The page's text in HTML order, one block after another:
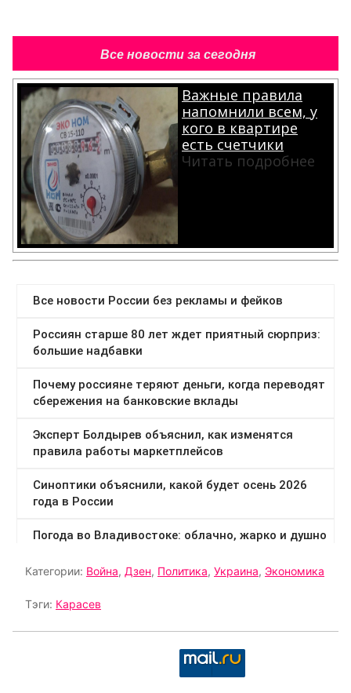
Все новости за сегодня
Важные правила
напомнили всем, у
кого в квартире
есть счетчики
Читать подробнее
Категории: Война, Дзен, Политика, Украина, Экономика
Тэги: Карасев